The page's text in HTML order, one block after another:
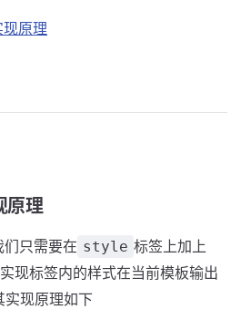
原理
原理
只需要在 style 标签上加上
现标签内的样式在当前模板输出
实现原理如下